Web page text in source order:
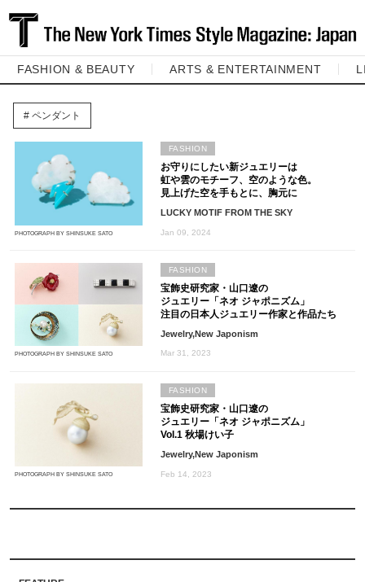
FASHION & BEAUTY ARTS & ENTERTAINMENT
ペンダント
PHOTOGRAPH BY SHINSUKE SATO
お守りにしたい新ジュエリーは
虹や雲のモチーフ、空のような色。
見上げた空を手もとに、胸元に
LUCKY MOTIF FROM THE SKY
Jan 09, 2024
FASHION
PHOTOGRAPH BY SHINSUKE SATO
宝飾史研究家・山口遼の
ジュエリー「ネオ ジャポニズム」
注目の日本人ジュエリー作家と作品たち
Jewelry,New Japonism
Mar 31, 2023
FASHION
PHOTOGRAPH BY SHINSUKE SATO
宝飾史研究家・山口遼の
ジュエリー「ネオ ジャポニズム」
Vol.1 秋場けい子
Jewelry,New Japonism
Feb 14, 2023
FASHION